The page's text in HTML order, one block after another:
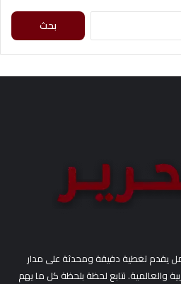
ث
يقدم تغطية دقيقة ومحدثة على مدار
والعالمية. نتابع لحظة بلحظة كل ما يهم